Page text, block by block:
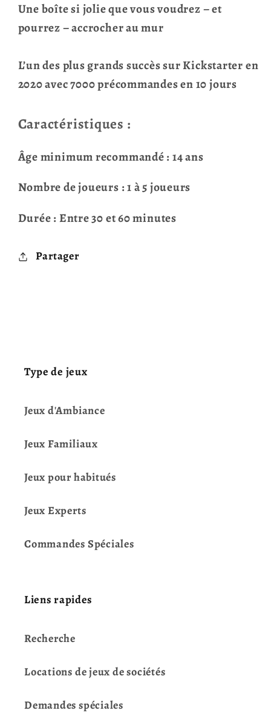
Une boîte si jolie que vous voudrez – et
pourrez – accrocher au mur
L’un des plus grands succès sur Kickstarter en
2020 avec 7000 précommandes en 10 jours
Caractéristiques :
Âge minimum recommandé : 14 ans
Nombre de joueurs : 1 à 5 joueurs
Durée : Entre 30 et 60 minutes
Partager
Type de jeux
Jeux d'Ambiance
Jeux Familiaux
Jeux pour habitués
Jeux Experts
Commandes Spéciales
Liens rapides
Recherche
Locations de jeux de sociétés
Demandes spéciales